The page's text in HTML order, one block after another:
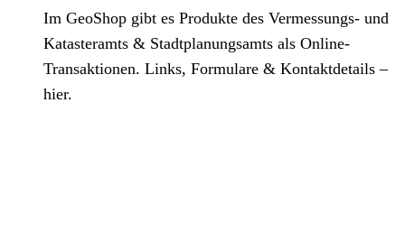
Im GeoShop gibt es Produkte des Vermessungs- und
Katasteramts & Stadtplanungsamts als Online-
Transaktionen. Links, Formulare & Kontaktdetails –
hier.